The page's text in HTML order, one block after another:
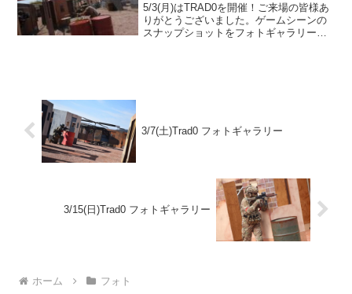
5/3(月)はTRAD0を開催！ご来場の皆様あ
りがとうございました。ゲームシーンの
スナップショットをフォトギャラリーに
3/7(土)Trad0 フォトギャラリー
3/15(日)Trad0 フォトギャラリー
ホーム フォト